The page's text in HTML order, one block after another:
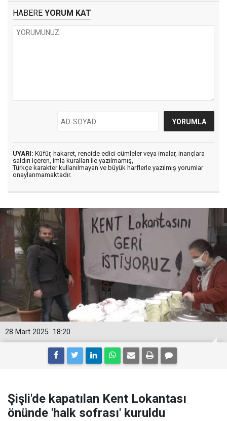
HABERE YORUM KAT
UYARI: Küfür, hakaret, rencide edici cümleler veya imalar, inançlara
saldırı içeren, imla kuralları ile yazılmamış,
Türkçe karakter kullanılmayan ve büyük harflerle yazılmış yorumlar
onaylanmamaktadır.
18:20
28 Mart 2025
Şişli'de kapatılan Kent Lokantası
önünde 'halk sofrası' kuruldu